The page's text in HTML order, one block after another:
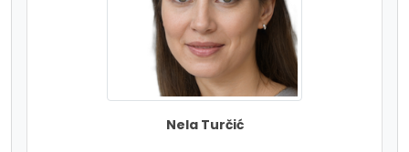
Nela Turčić